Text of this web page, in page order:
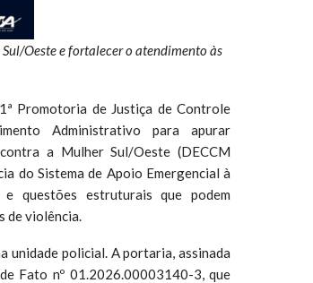
Oeste e fortalecer o atendimento às
Promotoria de Justiça de Controle
Administrativo para apurar
a Mulher Sul/Oeste (DECCM
do Sistema de Apoio Emergencial à
questões estruturais que podem
de violência.
unidade policial. A portaria, assinada
Fato nº 01.2026.00003140-3, que